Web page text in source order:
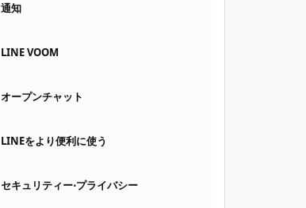
通知
LINE VOOM
オープンチャット
LINEをより便利に使う
セキュリティー⋅プライバシー